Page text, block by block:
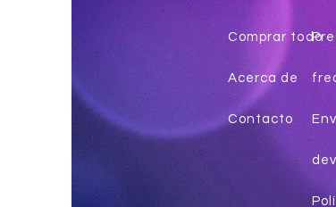
Comprar todo
Acerca de
Contacto